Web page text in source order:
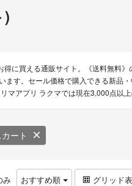
)
得に買える通販サイト。《送料無料
ます。セール価格で購入できる新品
マアプリ ラクマでは現在3,000点以
ート
み おすすめ順 グリッド